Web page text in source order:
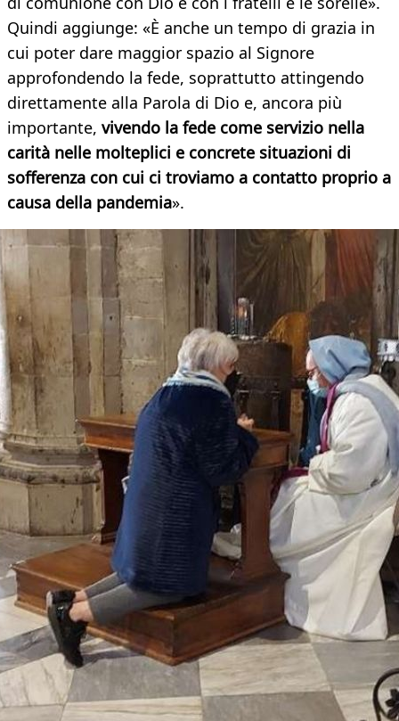
Quindi aggiunge: «È anche un tempo di grazia in
cui poter dare maggior spazio al Signore
approfondendo la fede, soprattutto attingendo
direttamente alla Parola di Dio e, ancora più
importante, vivendo la fede come servizio nella
carità nelle molteplici e concrete situazioni di
sofferenza con cui ci troviamo a contatto proprio a
causa della pandemia».